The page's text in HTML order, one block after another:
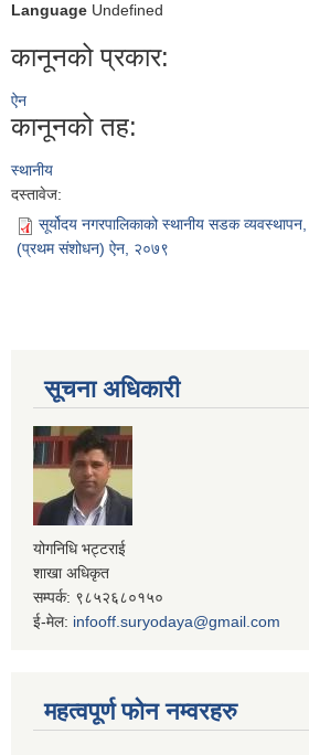
Language Undefined
कानूनको प्रकार:
ऐन
कानूनको तह:
स्थानीय
दस्तावेज:
सूर्योदय नगरपालिकाको स्थानीय सडक
(प्रथम संशोधन) ऐन, २०७९
सूचना अधिकारी
योगनिधि भट्टराई
शाखा अधिकृत
सम्पर्क: ९८५२६८०१५०
ई-मेल: infooff.suryodaya@gmail.com
महत्वपूर्ण फोन नम्वरहरु